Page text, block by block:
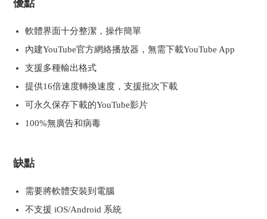
優點
軟體界面十分整潔，操作簡單
內建YouTube官方網絡播放器，無需下載YouTube App
支援多種輸出格式
提供16倍速度轉換速度，支援批次下載
可永久保存下載的YouTube影片
100%無廣告和病毒
缺點
需要將軟體安裝到電腦
不支援 iOS/Android 系統